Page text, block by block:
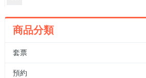
商品分類
套票
預約